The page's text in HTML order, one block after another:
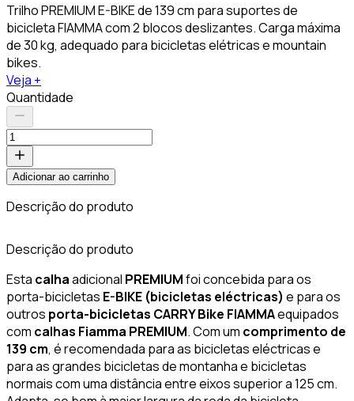
Trilho PREMIUM E-BIKE de 139 cm para suportes de
bicicleta FIAMMA com 2 blocos deslizantes. Carga máxima
de 30 kg, adequado para bicicletas elétricas e mountain
bikes.
Veja +
Quantidade
Adicionar ao carrinho
Descrição do produto
Descrição do produto
Esta calhaadicional PREMIUMfoi concebida para os
porta-bicicletas E-BIKE (bicicletas eléctricas) e para os
outros porta-bicicletas CARRY Bike FIAMMAequipados
com calhas Fiamma PREMIUM. Com um comprimento de
139 cm, é recomendada para as bicicletas eléctricas e
para as grandes bicicletas de montanha e bicicletas
normais com uma distância entre eixos superior a 125 cm.